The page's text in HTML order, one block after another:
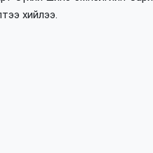
хийлээ.